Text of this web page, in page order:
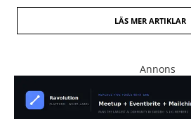
LÄS MER ARTIKLAR
Annons